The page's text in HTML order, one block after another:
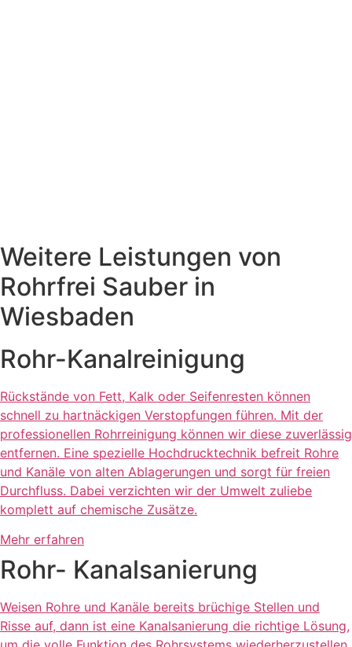
Weitere Leistungen von
Rohrfrei Sauber in
Wiesbaden
Rohr-Kanalreinigung
Rückstände von Fett, Kalk oder Seifenresten können
schnell zu hartnäckigen Verstopfungen führen. Mit der
professionellen Rohrreinigung können wir diese zuverlässig
entfernen. Eine spezielle Hochdrucktechnik befreit Rohre
und Kanäle von alten Ablagerungen und sorgt für freien
Durchfluss. Dabei verzichten wir der Umwelt zuliebe
komplett auf chemische Zusätze.
Mehr erfahren
Rohr- Kanalsanierung
Weisen Rohre und Kanäle bereits brüchige Stellen und
Risse auf, dann ist eine Kanalsanierung die richtige Lösung,